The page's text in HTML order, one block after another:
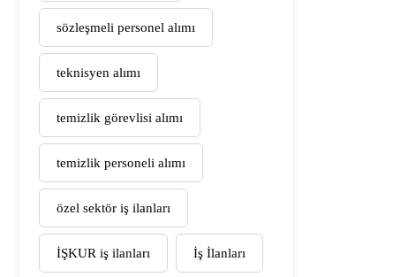
sözleşmeli personel alımı
teknisyen alımı
temizlik görevlisi alımı
temizlik personeli alımı
özel sektör iş ilanları
İŞKUR iş ilanları İş İlanları